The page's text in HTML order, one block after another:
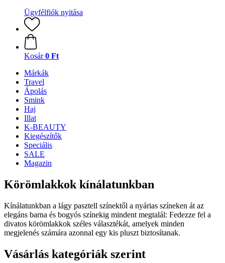
Ügyfélfiók nyitása
Kosár 0 Ft
Márkák
Travel
Ápolás
Smink
Haj
Illat
K-BEAUTY
Kiegészítők
Speciális
SALE
Magazin
Körömlakkok kínálatunkban
Kínálatunkban a lágy pasztell színektől a nyárias színeken át az
elegáns barna és bogyós színekig mindent megtalál: Fedezze fel a
divatos körömlakkok széles választékát, amelyek minden
megjelenés számára azonnal egy kis pluszt biztosítanak.
Vásárlás kategóriák szerint